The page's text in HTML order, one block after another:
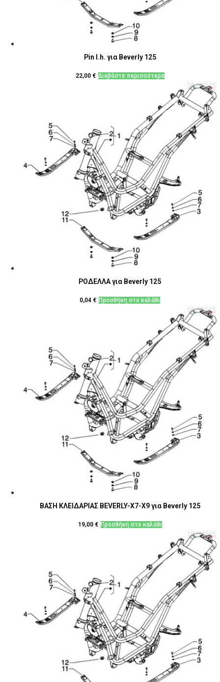
Pin l.h. για Beverly 125
22,00 € Διαβάστε περισσότερα
ΡΟΔΕΛΛΑ για Beverly 125
0,04 € Προσθήκη στο καλάθι
ΒΑΣΗ ΚΛΕΙΔΑΡΙΑΣ BEVERLY-X7-X9 για Beverly 125
19,00 € Προσθήκη στο καλάθι